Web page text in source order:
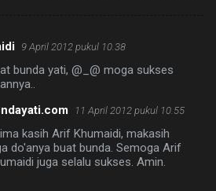
9 April 2012 pukul 10.38
bunda yati, @_@ moga sukses
11 April 2012 pukul 10.55
kasih Arif Khumaidi, makasih
do'anya buat bunda. Semoga Arif
juga selalu sukses. Amin.